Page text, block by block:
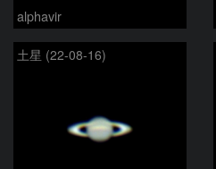
alphavir
土星 (22-08-16)